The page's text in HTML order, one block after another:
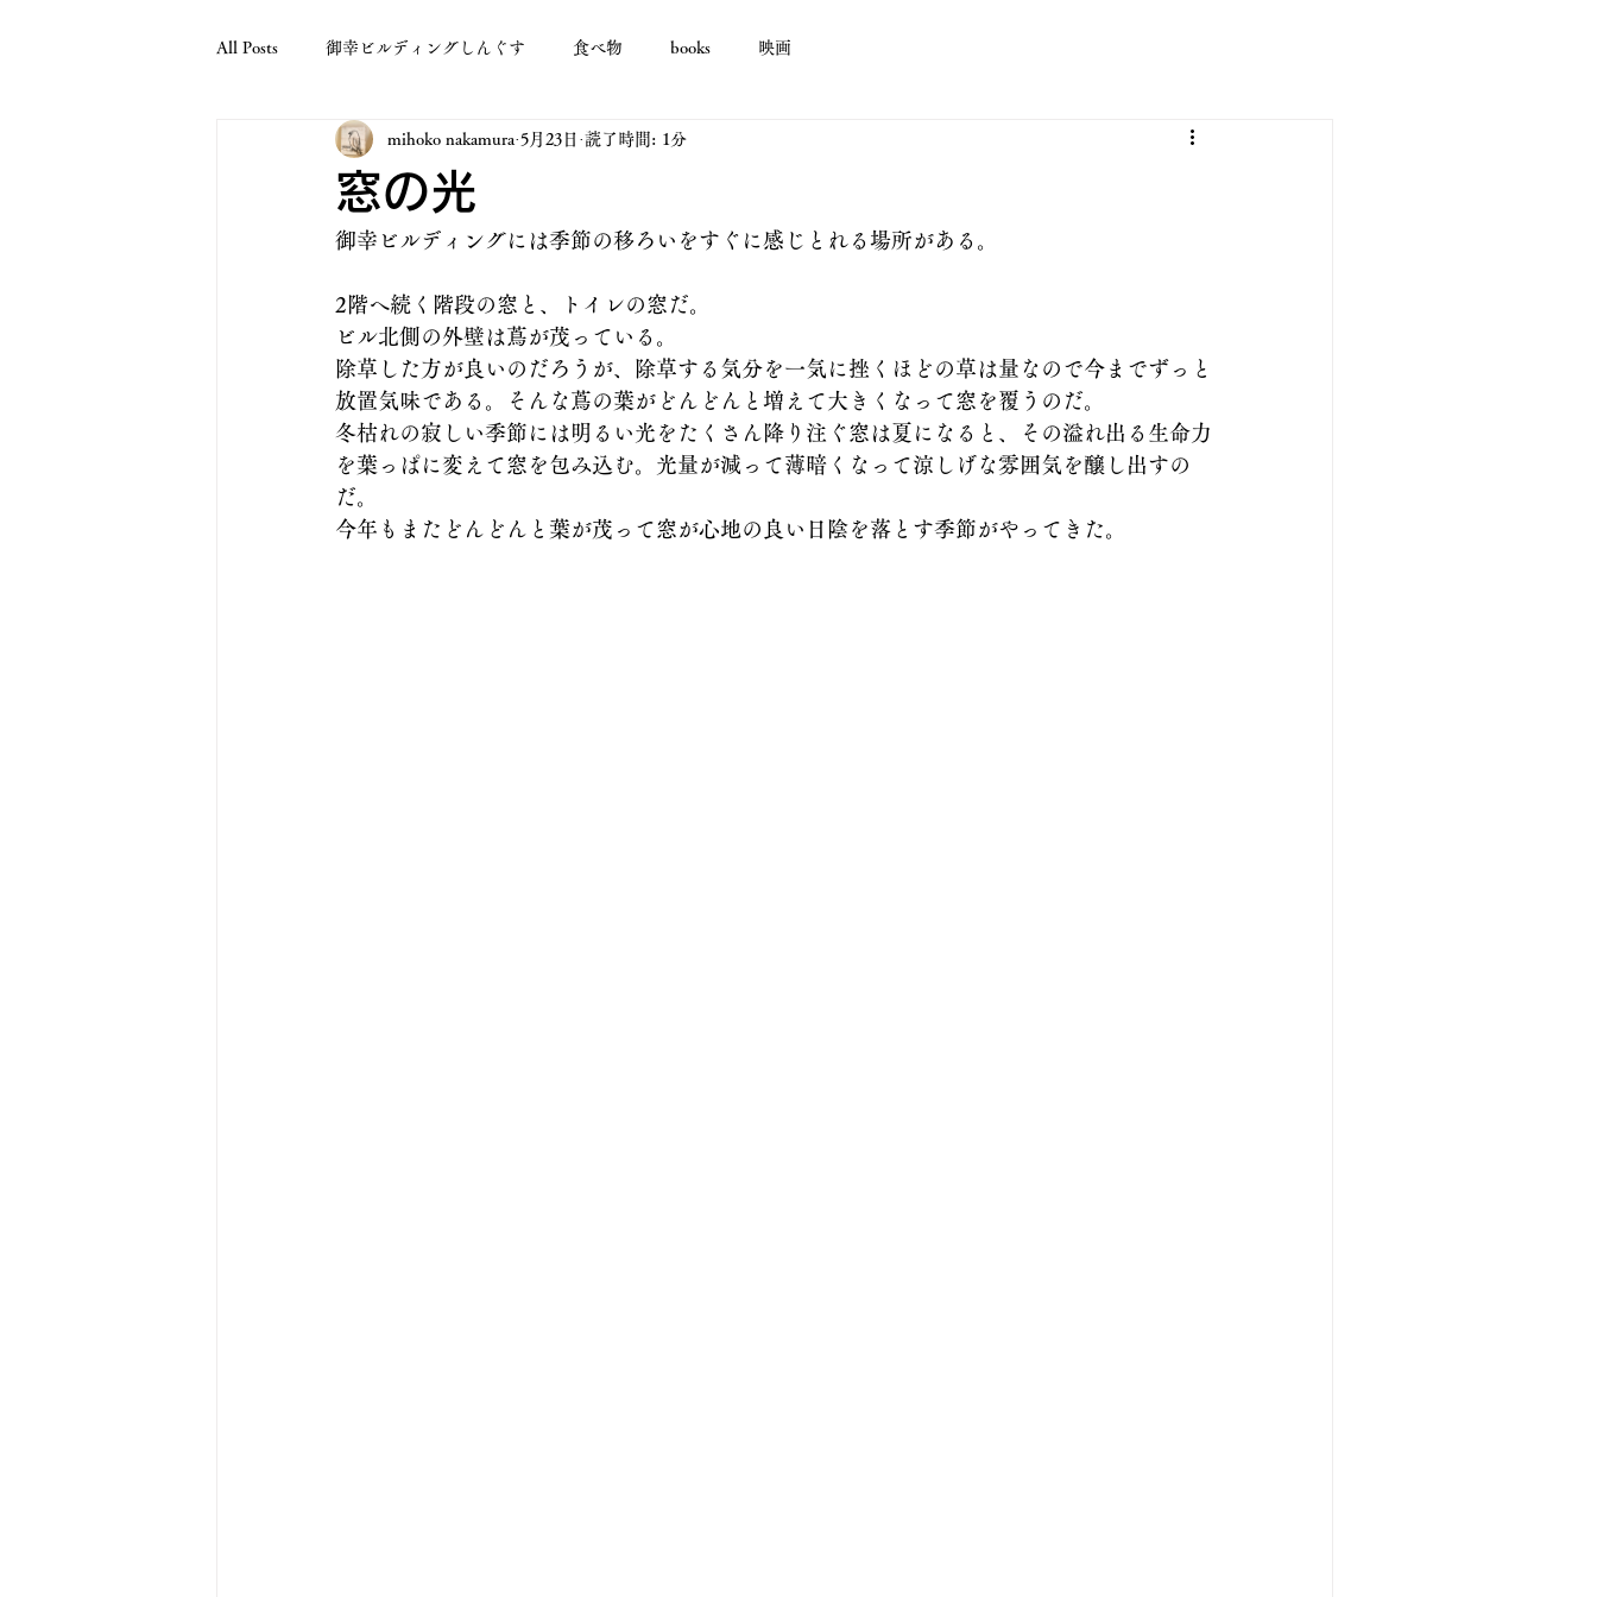
All Posts 御幸ビルディングしんぐす 食べ物 books 映画
窓の光
mihoko nakamura 5月23日 読了時間: 1分
御幸ビルディングには季節の移ろいをすぐに感じとれる場所がある。
2階へ続く階段の窓と、トイレの窓だ。
ビル北側の外壁は蔦が茂っている。
除草した方が良いのだろうが、除草する気分を一気に挫くほどの草は量なので今までずっと
放置気味である。そんな蔦の葉がどんどんと増えて大きくなって窓を覆うのだ。
冬枯れの寂しい季節には明るい光をたくさん降り注ぐ窓は夏になると、その溢れ出る生命力
を葉っぱに変えて窓を包み込む。光量が減って薄暗くなって涼しげな雰囲気を醸し出すの
だ。
今年もまたどんどんと葉が茂って窓が心地の良い日陰を落とす季節がやってきた。